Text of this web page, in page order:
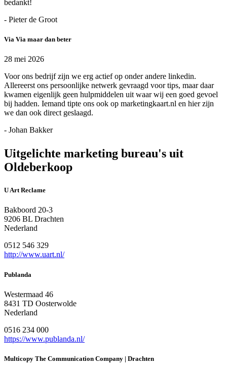
bedankt!
- Pieter de Groot
Via Via maar dan beter
28 mei 2026
Voor ons bedrijf zijn we erg actief op onder andere linkedin.
Allereerst ons persoonlijke netwerk gevraagd voor tips, maar daar
kwamen eigenlijk geen hulpmiddelen uit waar wij een goed gevoel
bij hadden. Iemand tipte ons ook op marketingkaart.nl en hier zijn
we dan ook direct geslaagd.
- Johan Bakker
Uitgelichte marketing bureau's uit
Oldeberkoop
U Art Reclame
Bakboord 20-3
9206 BL Drachten
Nederland
0512 546 329
http://www.uart.nl/
Publanda
Westermaad 46
8431 TD Oosterwolde
Nederland
0516 234 000
https://www.publanda.nl/
Multicopy The Communication Company | Drachten